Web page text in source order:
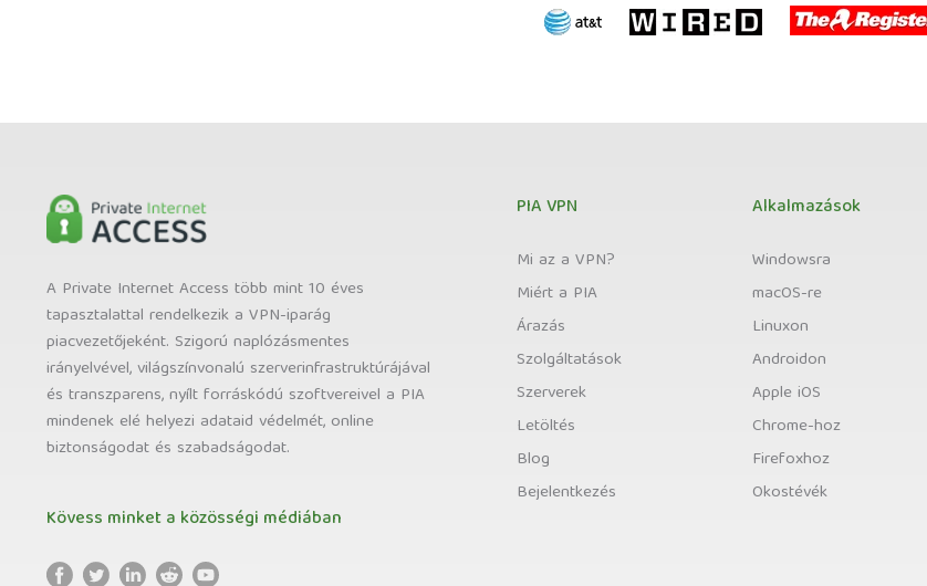
A Private Internet Access több mint 10 éves
tapasztalattal rendelkezik a VPN-iparág
piacvezetőjeként. Szigorú naplózásmentes
irányelvével, világszínvonalú szerverinfrastruktúrájával
és transzparens, nyílt forráskódú szoftvereivel a PIA
mindenek elé helyezi adataid védelmét, online
biztonságodat és szabadságodat.
Kövess minket a közösségi médiában
PIA VPN
Mi az a VPN?
Miért a PIA
Árazás
Szolgáltatások
Szerverek
Letöltés
Blog
Bejelentkezés
Alkalmazások
Windowsra
macOS-re
Linuxon
Androidon
Apple iOS
Chrome-hoz
Firefoxhoz
Okostévék